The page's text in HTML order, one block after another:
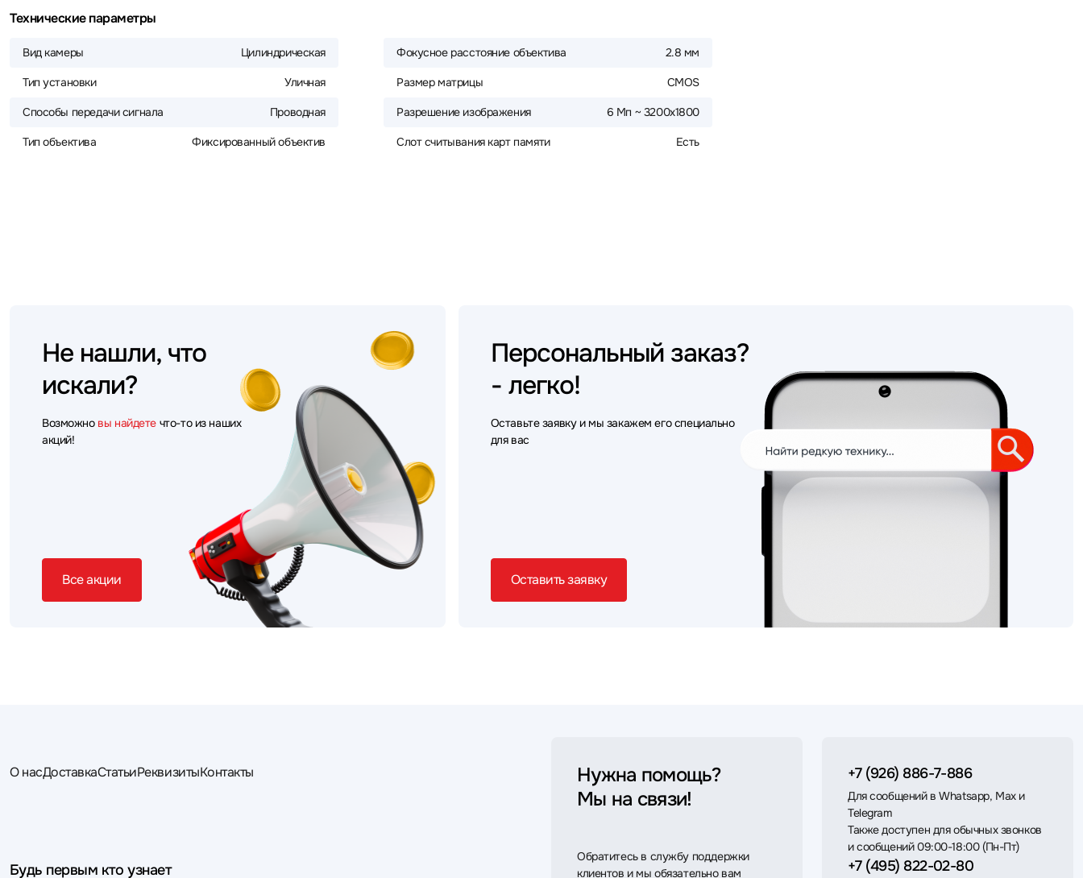
Технические параметры
Вид камеры Цилиндрическая
Тип установки Уличная
Способы передачи сигнала Проводная
Тип объектива Фиксированный объектив
Фокусное расстояние объектива 2.8 мм
Размер матрицы CMOS
Разрешение изображения 6 Мп ~ 3200x1800
Слот считывания карт памяти Есть
Не нашли, что
искали?
Возможно вы найдете что-то из наших
акций!
Все акции
Персональный заказ?
- легко!
Оставьте заявку и мы закажем его специально
для вас
Оставить заявку
О насДоставкаСтатьиРеквизитыКонтакты
Будь первым кто узнает
Нужна помощь?
Мы на связи!
Обратитесь в службу поддержки
клиентов и мы обязательно вам
+7 (926) 886-7-886
Для сообщений в Whatsapp, Max и
Telegram
Также доступен для обычных звонков
и сообщений 09:00-18:00 (Пн-Пт)
+7 (495) 822-02-80